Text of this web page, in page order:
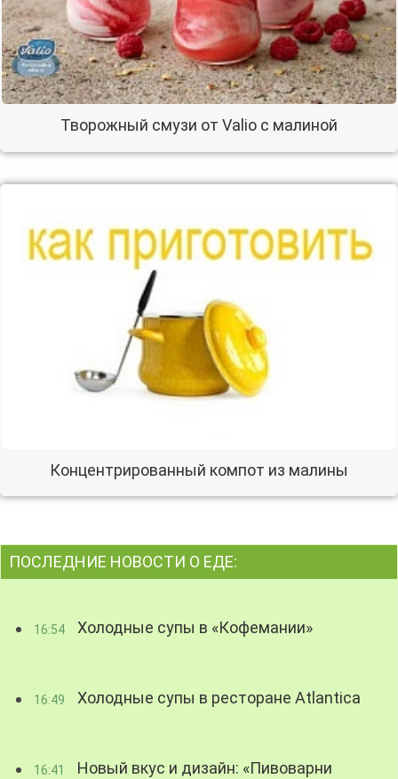
Творожный смузи от Valio с малиной
Концентрированный компот из малины
ПОСЛЕДНИЕ НОВОСТИ О ЕДЕ:
16:54 Холодные супы в «Кофемании»
16:49 Холодные супы в ресторане Atlantica
16:41
Новый вкус и дизайн: «Пивоварни